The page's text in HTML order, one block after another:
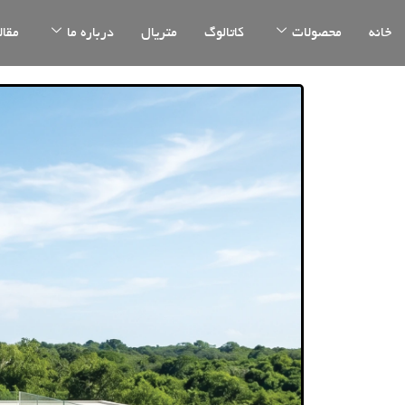
خانه محصولات کاتالوگ متریال درباره ما